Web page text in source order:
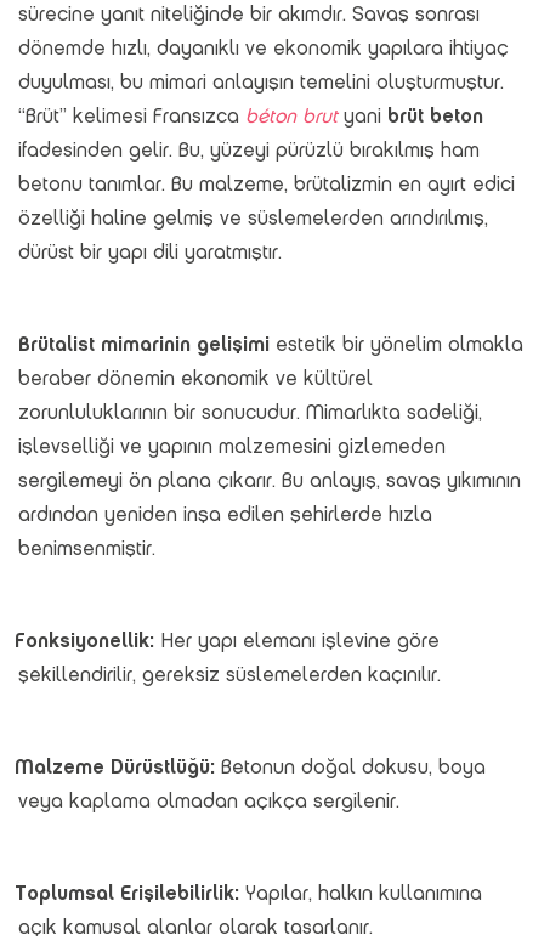
sürecine yanıt niteliğinde bir akımdır. Savaş sonrası
dönemde hızlı, dayanıklı ve ekonomik yapılara ihtiyaç
duyulması, bu mimari anlayışın temelini oluşturmuştur.
“Brüt” kelimesi Fransızca béton brutyani brüt beton
ifadesinden gelir. Bu, yüzeyi pürüzlü bırakılmış ham
betonu tanımlar. Bu malzeme, brütalizmin en ayırt edici
özelliği haline gelmiş ve süslemelerden arındırılmış,
dürüst bir yapı dili yaratmıştır.
Brütalist mimarinin gelişimi estetik bir yönelim olmakla
beraber dönemin ekonomik ve kültürel
zorunluluklarının bir sonucudur. Mimarlıkta sadeliği,
işlevselliği ve yapının malzemesini gizlemeden
sergilemeyi ön plana çıkarır. Bu anlayış, savaş yıkımının
ardından yeniden inşa edilen şehirlerde hızla
benimsenmiştir.
Fonksiyonellik: Her yapı elemanı işlevine göre
şekillendirilir, gereksiz süslemelerden kaçınılır.
Malzeme Dürüstlüğü: Betonun doğal dokusu, boya
veya kaplama olmadan açıkça sergilenir.
Toplumsal Erişilebilirlik: Yapılar, halkın kullanımına
açık kamusal alanlar olarak tasarlanır.